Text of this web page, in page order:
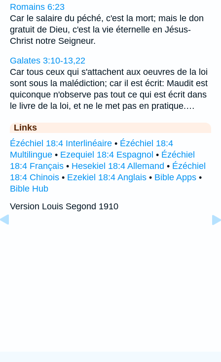
Romains 6:23
Car le salaire du péché, c'est la mort; mais le don
gratuit de Dieu, c'est la vie éternelle en Jésus-
Christ notre Seigneur.
Galates 3:10-13,22
Car tous ceux qui s'attachent aux oeuvres de la loi
sont sous la malédiction; car il est écrit: Maudit est
quiconque n'observe pas tout ce qui est écrit dans
le livre de la loi, et ne le met pas en pratique.…
Links
Ézéchiel 18:4 Interlinéaire • Ézéchiel 18:4
Multilingue • Ezequiel 18:4 Espagnol • Ézéchiel
18:4 Français • Hesekiel 18:4 Allemand • Ézéchiel
18:4 Chinois • Ezekiel 18:4 Anglais • Bible Apps •
Bible Hub
Version Louis Segond 1910